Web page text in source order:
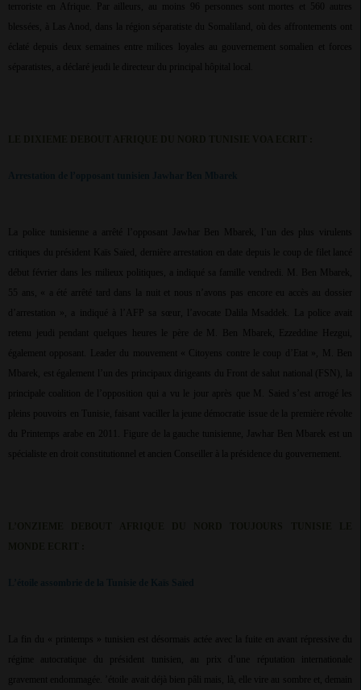
terroriste en Afrique. Par ailleurs, au moins 96 personnes sont mortes et 560 autres
blessées, à Las Anod, dans la région séparatiste du Somaliland, où des affrontements ont
éclaté depuis deux semaines entre milices loyales au gouvernement somalien et forces
séparatistes, a déclaré jeudi le directeur du principal hôpital local.
La police tunisienne a arrêté l’opposant Jawhar Ben Mbarek, l’un des plus virulents
critiques du président Kaïs Saïed, dernière arrestation en date depuis le coup de filet lancé
début février dans les milieux politiques, a indiqué sa famille vendredi. M. Ben Mbarek,
55 ans, « a été arrêté tard dans la nuit et nous n’avons pas encore eu accès au dossier
d’arrestation », a indiqué à l’AFP sa sœur, l’avocate Dalila Msaddek. La police avait
retenu jeudi pendant quelques heures le père de M. Ben Mbarek, Ezzeddine Hezgui,
également opposant. Leader du mouvement « Citoyens contre le coup d’Etat », M. Ben
Mbarek, est également l’un des principaux dirigeants du Front de salut national (FSN), la
principale coalition de l’opposition qui a vu le jour après que M. Saied s’est arrogé les
pleins pouvoirs en Tunisie, faisant vaciller la jeune démocratie issue de la première révolte
du Printemps arabe en 2011. Figure de la gauche tunisienne, Jawhar Ben Mbarek est un
spécialiste en droit constitutionnel et ancien Conseiller à la présidence du gouvernement.
La fin du « printemps » tunisien est désormais actée avec la fuite en avant répressive du
régime autocratique du président tunisien, au prix d’une réputation internationale
gravement endommagée. ’étoile avait déjà bien pâli mais, là, elle vire au sombre et, demain